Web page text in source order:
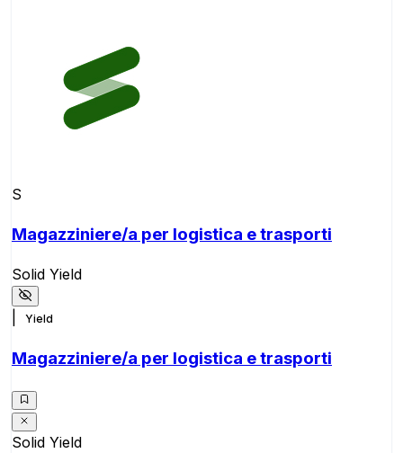
S
Magazziniere/a per logistica e trasporti
Solid Yield
Yield
Magazziniere/a per logistica e trasporti
Solid Yield